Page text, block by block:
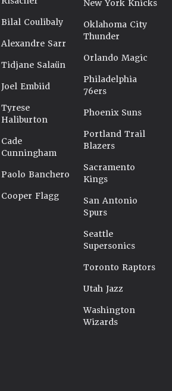
Bilal Coulibaly
Alexandre Sarr
Tidjane Salaün
Joel Embiid
Tyrese
Haliburton
Cade
Cunningham
Paolo Banchero
Cooper Flagg
New York Knicks
Oklahoma City
Thunder
Orlando Magic
Philadelphia
76ers
Phoenix Suns
Portland Trail
Blazers
Sacramento
Kings
San Antonio
Spurs
Seattle
Supersonics
Toronto Raptors
Utah Jazz
Washington
Wizards